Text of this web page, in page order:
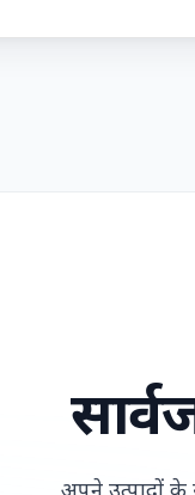
अपने उत्पादों